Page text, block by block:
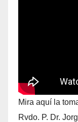
Mira aquí la
Rvdo. P. Dr.